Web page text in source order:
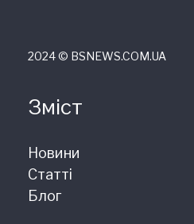
2024 © ВSNEWS.COM.UA
Зміст
Новини
Статті
Блог